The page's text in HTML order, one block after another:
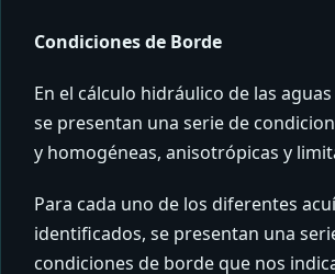
Condiciones de Borde
En el cálculo hidráulico de las
se presentan una serie de
y homogéneas, anisotrópicas y
Para cada uno de los diferentes
identificados, se presentan una
condiciones de borde que nos